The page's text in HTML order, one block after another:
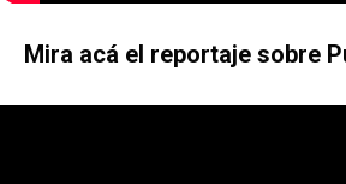
Mira acá el reportaje sobre